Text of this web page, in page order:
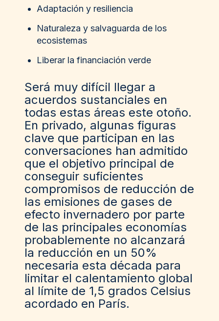
Adaptación y resiliencia
Naturaleza y salvaguarda de los
ecosistemas
Liberar la financiación verde
Será muy difícil llegar a
acuerdos sustanciales en
todas estas áreas este otoño.
En privado, algunas figuras
clave que participan en las
conversaciones han admitido
que el objetivo principal de
conseguir suficientes
compromisos de reducción de
las emisiones de gases de
efecto invernadero por parte
de las principales economías
probablemente no alcanzará
la reducción en un 50%
necesaria esta década para
limitar el calentamiento global
al límite de 1,5 grados Celsius
acordado en París.